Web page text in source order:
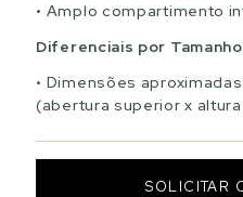
Amplo compartimento
Diferenciais por Tamanho
Dimensões
(abertura superior x
SOLICITAR